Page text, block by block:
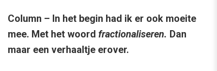
Column – In het begin had ik er ook moeite
mee. Met het woord fractionaliseren. Dan
maar een verhaaltje erover.